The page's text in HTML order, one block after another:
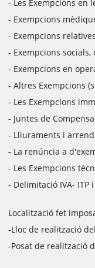
- Les Exempcions en
- Exempcions
- Exempcions
- Exempcions
- Exempcions en
- Altres Exempcions
- Les Exempcions
- Juntes de
- Lliuraments i
- La renúncia a
- Les Exempcions
- Delimitació IVA- ITP i
Localització fet
-Lloc de realització
-Posat de realització